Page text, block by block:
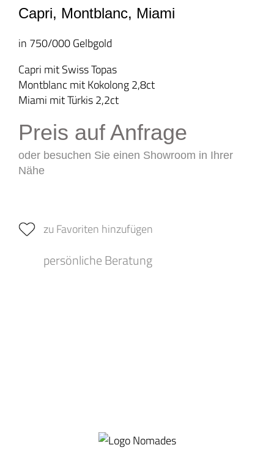
Capri, Montblanc, Miami
in 750/000 Gelbgold
Capri mit Swiss Topas
Montblanc mit Kokolong 2,8ct
Miami mit Türkis 2,2ct
Preis auf Anfrage
oder besuchen Sie einen Showroom in Ihrer
Nähe
zu Favoriten hinzufügen
persönliche Beratung